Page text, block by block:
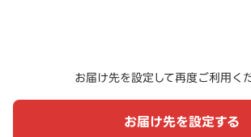
お届け先を設定して再度ご利用く
お届け先を設定する